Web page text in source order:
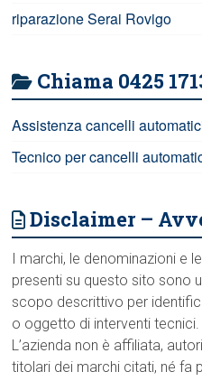
riparazione Serai Rovigo
Chiama 0425
Assistenza cancelli
Tecnico per cancelli
Disclaimer –
I marchi, le denominazioni e
presenti su questo sito sono
scopo descrittivo per
o oggetto di interventi tecnici.
L’azienda non è affiliata,
titolari dei marchi citati, né fa